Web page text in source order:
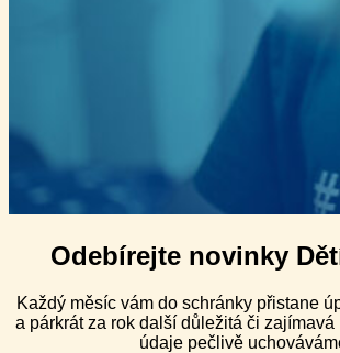
Odebírejte novinky
Každý měsíc vám do schránky přistane
a párkrát za rok další důležitá či
údaje pečlivě